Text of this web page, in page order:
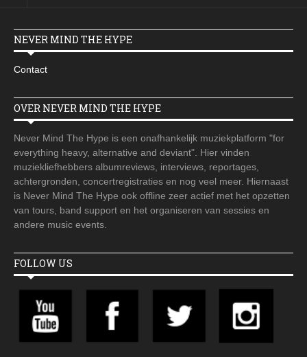
NEVER MIND THE HYPE
Contact
OVER NEVER MIND THE HYPE
Never Mind The Hype is een onafhankelijk muziekplatform "for
everything heavy, alternative and deviant". Hier vinden
muziekliefhebbers albumreviews, interviews, reportages,
achtergronden, concertregistraties en nog veel meer. Hiernaast
is Never Mind The Hype ook offline zeer actief met het opzetten
van tours, band support en het organiseren van sessies en
andere music events.
FOLLOW US